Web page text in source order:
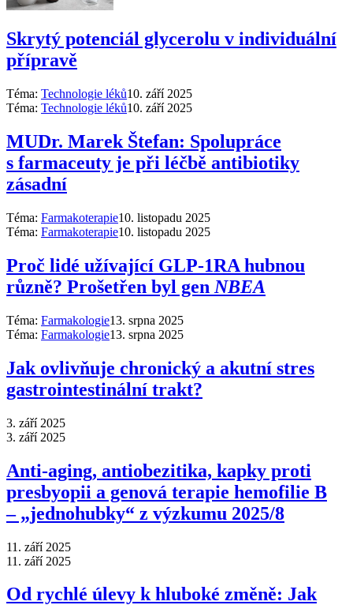
Skrytý potenciál glycerolu v individuální
přípravě
Téma: Technologie léků10. září 2025
Téma: Technologie léků10. září 2025
MUDr. Marek Štefan: Spolupráce
s farmaceuty je při léčbě antibiotiky
zásadní
Téma: Farmakoterapie10. listopadu 2025
Téma: Farmakoterapie10. listopadu 2025
Proč lidé užívající GLP-1RA hubnou
různě? Prošetřen byl gen NBEA
Téma: Farmakologie13. srpna 2025
Téma: Farmakologie13. srpna 2025
Jak ovlivňuje chronický a akutní stres
gastrointestinální trakt?
3. září 2025
3. září 2025
Anti‑aging, antiobezitika, kapky proti
presbyopii a genová terapie hemofilie B
–⁠ „jednohubky“ z výzkumu 2025/8
11. září 2025
11. září 2025
Od rychlé úlevy k hluboké změně: Jak